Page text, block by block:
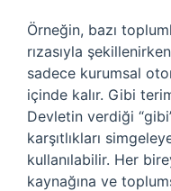
Örneğin, bazı
rızasıyla
sadece kurumsal
içinde kalır. Gibi
Devletin verdiği
karşıtlıkları
kullanılabilir. Her
kaynağına ve